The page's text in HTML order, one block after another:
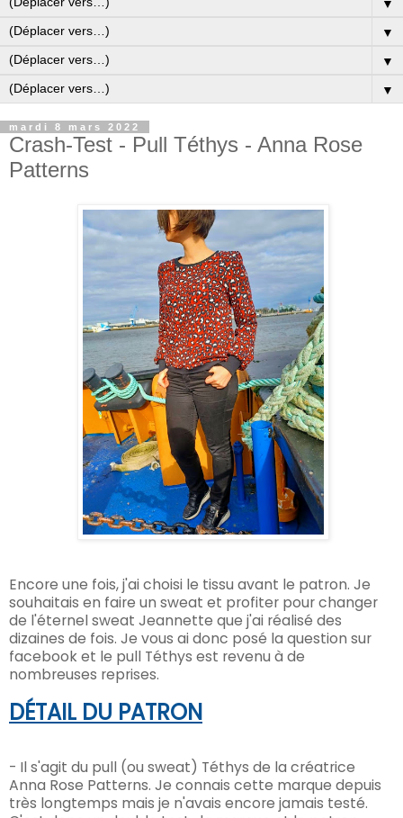
▼
▼
▼
▼
mardi 8 mars 2022
Crash-Test - Pull Téthys - Anna Rose
Patterns
Encore une fois, j'ai choisi le tissu avant le patron. Je
souhaitais en faire un sweat et profiter pour changer
de l'éternel sweat Jeannette que j'ai réalisé des
dizaines de fois. Je vous ai donc posé la question sur
facebook et le pull Téthys est revenu à de
nombreuses reprises.
DÉTAIL DU PATRON
- Il s'agit du pull (ou sweat) Téthys de la créatrice
Anna Rose Patterns. Je connais cette marque depuis
très longtemps mais je n'avais encore jamais testé.